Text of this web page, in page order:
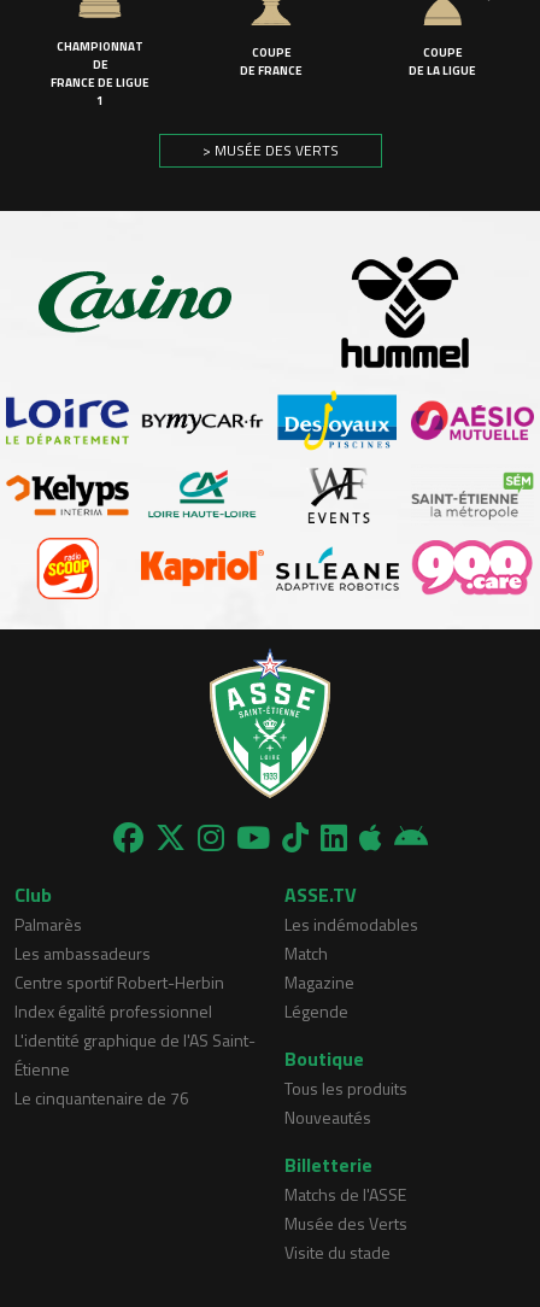
CHAMPIONNAT
DE
FRANCE DE LIGUE
1
COUPE
DE FRANCE
COUPE
DE LA LIGUE
> MUSÉE DES VERTS
Club
Palmarès
Les ambassadeurs
Centre sportif Robert-Herbin
Index égalité professionnel
L'identité graphique de l'AS Saint-
Étienne
Le cinquantenaire de 76
ASSE.TV
Les indémodables
Match
Magazine
Légende
Boutique
Tous les produits
Nouveautés
Billetterie
Matchs de l'ASSE
Musée des Verts
Visite du stade